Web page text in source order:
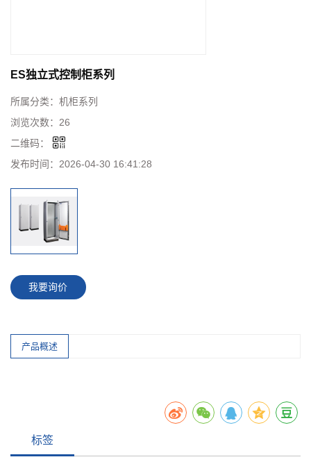
ES独立式控制柜系列
所属分类： 机柜系列
浏览次数： 26
二维码：
发布时间： 2026-04-30 16:41:28
我要询价
产品概述
标签